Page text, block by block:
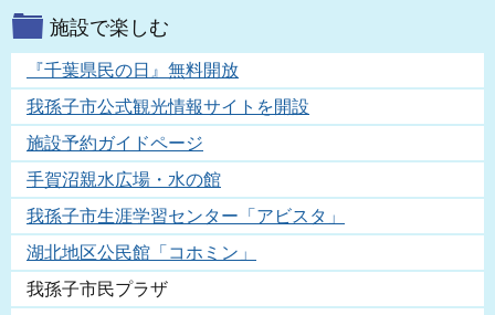
施設で楽しむ
『千葉県民の日』無料開放
我孫子市公式観光情報サイトを開設
施設予約ガイドページ
手賀沼親水広場・水の館
我孫子市生涯学習センター「アビスタ」
湖北地区公民館「コホミン」
我孫子市民プラザ